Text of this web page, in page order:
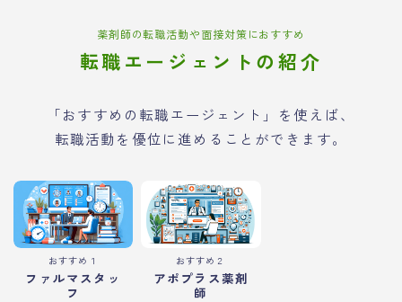
薬剤師の転職活動や面接対策におすすめ
転職エージェントの紹介
「おすすめの転職エージェント」を使えば、
転職活動を優位に進めることができます。
おすすめ１
ファルマスタッ
フ
おすすめ２
アポプラス薬剤
師